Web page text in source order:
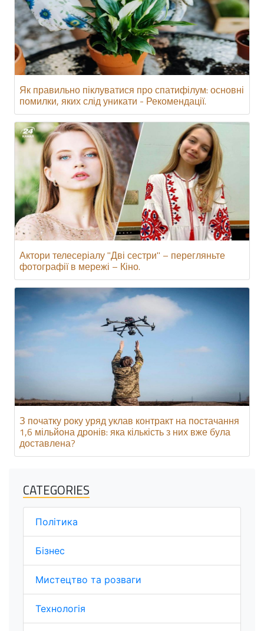
Як правильно піклуватися про спатифілум: основні
помилки, яких слід уникати - Рекомендації.
Актори телесеріалу "Дві сестри" – перегляньте
фотографії в мережі – Кіно.
З початку року уряд уклав контракт на постачання
1,6 мільйона дронів: яка кількість з них вже була
доставлена?
CATEGORIES
Політика
Бізнес
Мистецтво та розваги
Технологія